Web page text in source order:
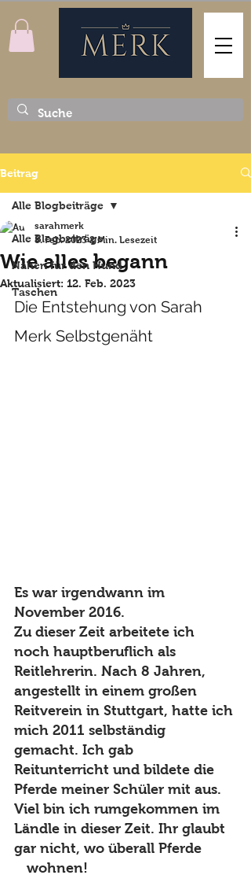
Beitrag
Alle Blogbeiträge
Nähen für den Hund
Taschen
Alle Blogbeiträge
Wie alles begann
sarahmerk
8. Feb. 2023 2 Min. Lesezeit
Aktualisiert: 12. Feb. 2023
Die Entstehung von Sarah
Merk Selbstgenäht
Es war irgendwann im
November 2016.
Zu dieser Zeit arbeitete ich
noch hauptberuflich als
Reitlehrerin. Nach 8 Jahren,
angestellt in einem großen
Reitverein in Stuttgart, hatte ich
mich 2011 selbständig
gemacht. Ich gab
Reitunterricht und bildete die
Pferde meiner Schüler mit aus.
Viel bin ich rumgekommen im
Ländle in dieser Zeit. Ihr glaubt
gar nicht, wo überall Pferde
wohnen!